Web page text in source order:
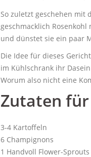
So zuletzt geschehen mit
geschmacklich
und dünstet sie ein paar
Die Idee für dieses
im Kühlschrank ihr
Worum also nicht eine
Zutaten
3-4 Kartoffeln
6 Champignons
1 Handvoll Flower-Sprouts